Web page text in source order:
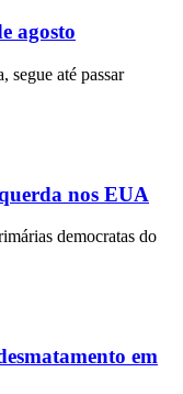
agosto
segue até passar
nos EUA
democratas do
em